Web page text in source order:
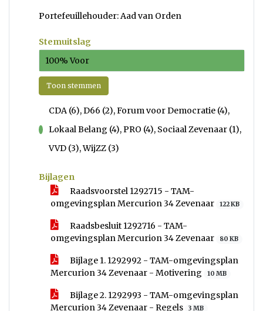
Portefeuillehouder: Aad van Orden
Stemuitslag
100% Voor
Toon stemmen
CDA (6), D66 (2), Forum voor Democratie (4),
Lokaal Belang (4), PRO (4), Sociaal Zevenaar (1),
VVD (3), WijZZ (3)
Bijlagen
Raadsvoorstel 1292715 - TAM-
omgevingsplan Mercurion 34 Zevenaar
122 KB
Raadsbesluit 1292716 - TAM-
omgevingsplan Mercurion 34 Zevenaar
80 KB
Bijlage 1. 1292992 - TAM-omgevingsplan
Mercurion 34 Zevenaar - Motivering
10 MB
Bijlage 2. 1292993 - TAM-omgevingsplan
Mercurion 34 Zevenaar - Regels
3 MB